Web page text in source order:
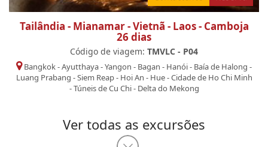
Tailândia - Mianamar - Vietnã - Laos - Camboja
26 dias
Código de viagem: TMVLC - P04
Bangkok-Ayutthaya-Yangon - Bagan - Hanói- Baía de Halong -
Luang Prabang -Siem Reap- Hoi An - Hue-Cidade de Ho Chi Minh
-Túneis de Cu Chi- Delta do Mekong
Ver todas as excursões